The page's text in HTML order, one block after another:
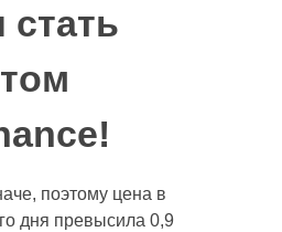
стать
поэтому цена в
дня превысила 0,9